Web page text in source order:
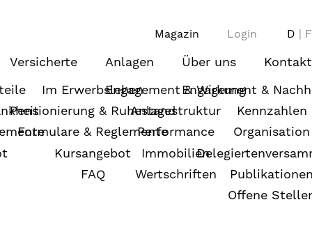
Magazin Login D F
Versicherte
Im Erwerbsleben
Pensionierung & Ruhestand
Formulare & Reglemente
Kursangebot
FAQ
Anlagen
Engagement & Wirkung
Anlagestruktur
Performance
Immobilien
Wertschriften
Über uns
Engagement &
Kennzahlen
Organisation
Offene
Kontakt